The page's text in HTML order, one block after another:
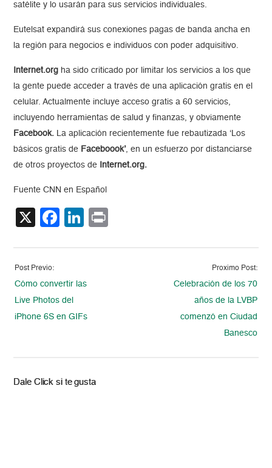
satélite y lo usarán para sus servicios individuales.
Eutelsat expandirá sus conexiones pagas de banda ancha en
la región para negocios e individuos con poder adquisitivo.
Internet.org ha sido criticado por limitar los servicios a los que
la gente puede acceder a través de una aplicación gratis en el
celular. Actualmente incluye acceso gratis a 60 servicios,
incluyendo herramientas de salud y finanzas, y obviamente
Facebook. La aplicación recientemente fue rebautizada ‘Los
básicos gratis de Faceboook’, en un esfuerzo por distanciarse
de otros proyectos de
Internet.org.
Fuente CNN en Español
X Facebook
LinkedIn
Post Previo:
Cómo convertir las
Live Photos del
iPhone 6S en GIFs
Proximo Post:
Celebración de los 70
años de la LVBP
comenzó en Ciudad
Banesco
Dale Click si te gusta